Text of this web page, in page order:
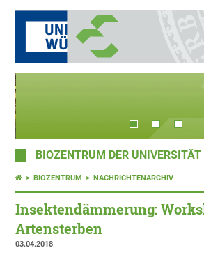
BIOZENTRUM DER
BIOZENTRUM NACHRICHTENARCHIV
Insektendämmerung:
Artensterben
03.04.2018